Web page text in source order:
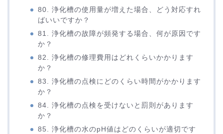
80. 浄化槽の使用量が増えた場合、どう対応すれ
ばいいですか？
81. 浄化槽の故障が頻発する場合、何が原因です
か？
82. 浄化槽の修理費用はどれくらいかかります
か？
83. 浄化槽の点検にどのくらい時間がかかります
か？
84. 浄化槽の点検を受けないと罰則があります
か？
85. 浄化槽の水のpH値はどのくらいが適切です